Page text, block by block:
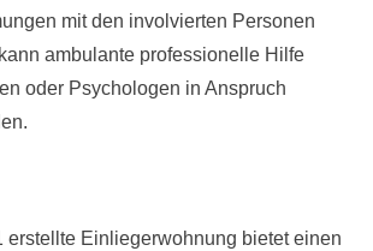
mit den involvierten Personen
ambulante professionelle Hilfe
oder Psychologen in Anspruch
erstellte Einliegerwohnung bietet einen